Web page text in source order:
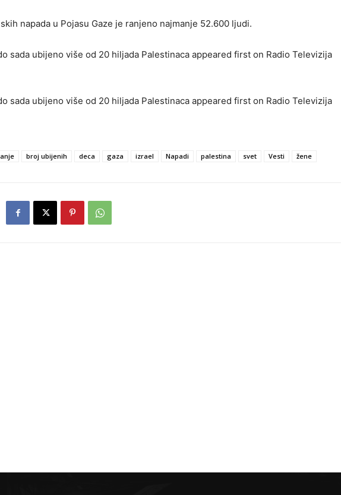
napada u Pojasu Gaze je ranjeno najmanje 52.600 ljudi.
sada ubijeno više od 20 hiljada Palestinaca appeared first on Radio Televizija
sada ubijeno više od 20 hiljada Palestinaca appeared first on Radio Televizija
broj ubijenih deca gaza izrael Napadi palestina svet Vesti žene